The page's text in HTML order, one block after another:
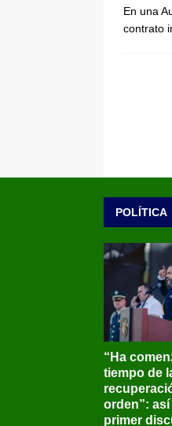
En una
contrato
POLÍTICA
“Ha
tiempo de
orden”: así
primer